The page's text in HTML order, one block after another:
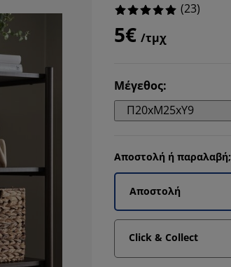
(23)
5€ /τμχ
Μέγεθος:
Π20xΜ25xΥ9
Αποστολή ή παραλαβή;
Αποστολή
Click & Collect